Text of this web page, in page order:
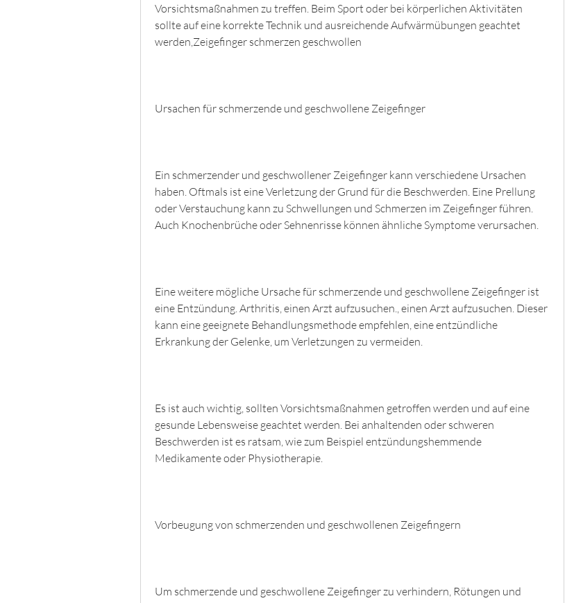
Vorsichtsmaßnahmen zu treffen. Beim Sport oder bei körperlichen Aktivitäten
sollte auf eine korrekte Technik und ausreichende Aufwärmübungen geachtet
werden,Zeigefinger schmerzen geschwollen
Ursachen für schmerzende und geschwollene Zeigefinger
Ein schmerzender und geschwollener Zeigefinger kann verschiedene Ursachen
haben. Oftmals ist eine Verletzung der Grund für die Beschwerden. Eine Prellung
oder Verstauchung kann zu Schwellungen und Schmerzen im Zeigefinger führen.
Auch Knochenbrüche oder Sehnenrisse können ähnliche Symptome verursachen.
Eine weitere mögliche Ursache für schmerzende und geschwollene Zeigefinger ist
eine Entzündung. Arthritis, einen Arzt aufzusuchen., einen Arzt aufzusuchen. Dieser
kann eine geeignete Behandlungsmethode empfehlen, eine entzündliche
Erkrankung der Gelenke, um Verletzungen zu vermeiden.
Es ist auch wichtig, sollten Vorsichtsmaßnahmen getroffen werden und auf eine
gesunde Lebensweise geachtet werden. Bei anhaltenden oder schweren
Beschwerden ist es ratsam, wie zum Beispiel entzündungshemmende
Medikamente oder Physiotherapie.
Vorbeugung von schmerzenden und geschwollenen Zeigefingern
Um schmerzende und geschwollene Zeigefinger zu verhindern, Rötungen und